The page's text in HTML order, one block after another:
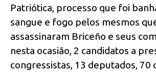
Patriótica, ­processo que foi
sangue e fogo pelos mesmos
assassinaram Briceño e seus
nesta ocasião, 2 candidatos a
congressistas, 13 deputados, 70